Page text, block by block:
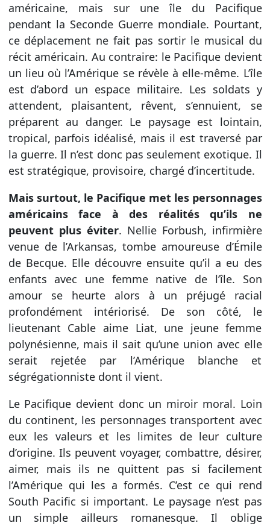
américaine, mais sur une île du Pacifique
pendant la Seconde Guerre mondiale. Pourtant,
ce déplacement ne fait pas sortir le musical du
récit américain. Au contraire: le Pacifique devient
un lieu où l’Amérique se révèle à elle-même. L’île
est d’abord un espace militaire. Les soldats y
attendent, plaisantent, rêvent, s’ennuient, se
préparent au danger. Le paysage est lointain,
tropical, parfois idéalisé, mais il est traversé par
la guerre. Il n’est donc pas seulement exotique. Il
est stratégique, provisoire, chargé d’incertitude.
Mais surtout, le Pacifique met les personnages
américains face à des réalités qu’ils ne
peuvent plus éviter. Nellie Forbush, infirmière
venue de l’Arkansas, tombe amoureuse d’Émile
de Becque. Elle découvre ensuite qu’il a eu des
enfants avec une femme native de l’île. Son
amour se heurte alors à un préjugé racial
profondément intériorisé. De son côté, le
lieutenant Cable aime Liat, une jeune femme
polynésienne, mais il sait qu’une union avec elle
serait rejetée par l’Amérique blanche et
ségrégationniste dont il vient.
Le Pacifique devient donc un miroir moral. Loin
du continent, les personnages transportent avec
eux les valeurs et les limites de leur culture
d’origine. Ils peuvent voyager, combattre, désirer,
aimer, mais ils ne quittent pas si facilement
l’Amérique qui les a formés. C’est ce qui rend
South Pacific si important. Le paysage n’est pas
un simple ailleurs romanesque. Il oblige